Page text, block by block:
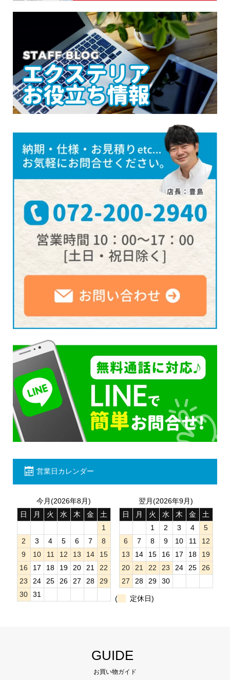
営業日カレンダー
今月(2026年8月)
日
月 火 水 木 金
土
1
2
3 4 5 6 7
8
9
10 11 12 13 14
15
16
17 18 19 20 21
22
23
24 25 26 27 28
29
30
31
翌月(2026年9月)
日
月 火 水 木 金
土
1
2 3 4
5
6
7 8 9 10 11
12
13
14 15 16 17 18
19
20
21 22 23 24 25
26
27
28 29 30
( 定休日)
GUIDE
お買い物ガイド